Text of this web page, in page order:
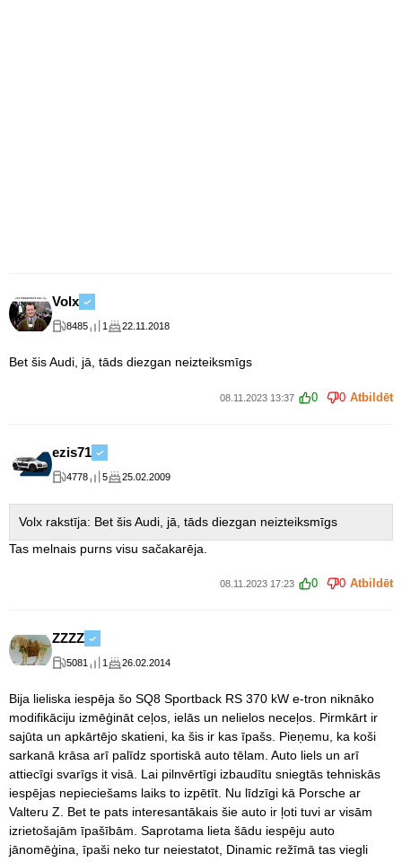
Volx
8485 1 22.11.2018
Bet šis Audi, jā, tāds diezgan neizteiksmīgs
08.11.2023 13:37 0 0 Atbildēt
ezis71
4778 5 25.02.2009
Volx rakstīja: Bet šis Audi, jā, tāds diezgan neizteiksmīgs
Tas melnais purns visu sačakarēja.
08.11.2023 17:23 0 0 Atbildēt
ZZZZ
5081 1 26.02.2014
Bija lieliska iespēja šo SQ8 Sportback RS 370 kW e-tron niknāko
modifikāciju izmēģināt ceļos, ielās un nelielos neceļos. Pirmkārt ir
sajūta un apkārtējo skatieni, ka šis ir kas īpašs. Pieņemu, ka koši
sarkanā krāsa arī palīdz sportiskā auto tēlam. Auto liels un arī
attiecīgi svarīgs it visā. Lai pilnvērtīgi izbaudītu sniegtās tehniskās
iespējas nepieciešams laiks to izpētīt. Nu līdzīgi kā Porsche ar
Valteru Z. Bet te pats interesantākais šie auto ir ļoti tuvi ar visām
izrietošajām īpašībām. Saprotama lieta šādu iespēju auto
jānomēģina, īpaši neko tur neiestatot, Dinamic režīmā tas viegli